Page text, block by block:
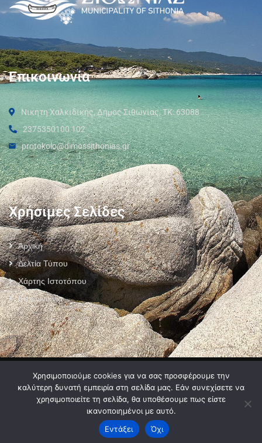
Επικοινωνία
Νικήτη Χαλκιδικής, Δήμος Σιθωνίας, ΤΚ: 63088
2375350100 102
protokolo@dimossithonias.gr
Χρήσιμες Σελίδες
Αρχική
Δελτία Τύπου
Χάρτης Ιστοτόπου
Επικοινωνία
Όροι Χρήσης
2024 © Developed byMyCompany Projects
Χρησιμοποιούμε cookies για να σας προσφέρουμε την
καλύτερη δυνατή εμπειρία στη σελίδα μας. Εάν συνεχίσετε να
χρησιμοποιείτε τη σελίδα, θα υποθέσουμε πως είστε
ικανοποιημένοι με αυτό.
Εντάξει
Όχι